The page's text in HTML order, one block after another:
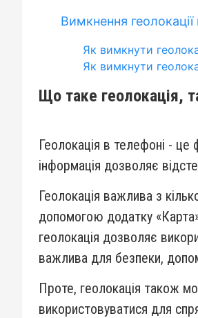
Вимкнення геолокації
Як вимкнути
Як вимкнути
Що таке геолокація,
Геолокація в телефоні -
інформація дозволяє
Геолокація важлива з
допомогою додатку
геолокація дозволяє
важлива для безпеки,
Проте, геолокація також
використовуватися для